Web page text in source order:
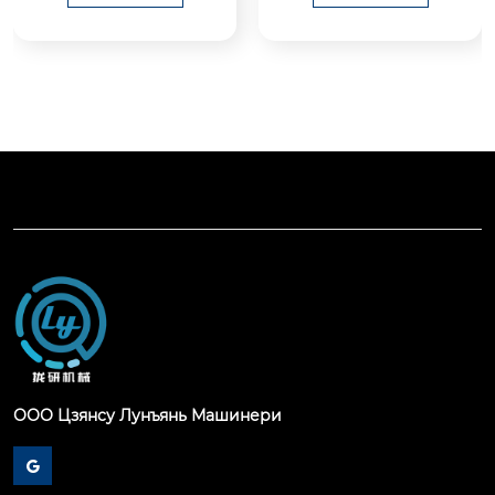
изводительное обо
автомобильных дет
алей и металлообра
ботки, с его эффект
ивными, точными и
интеллектуальным
и характеристикам
тся большой популя
ибровки круга и фо
ООО Цзянсу Лунъянь Машинери
